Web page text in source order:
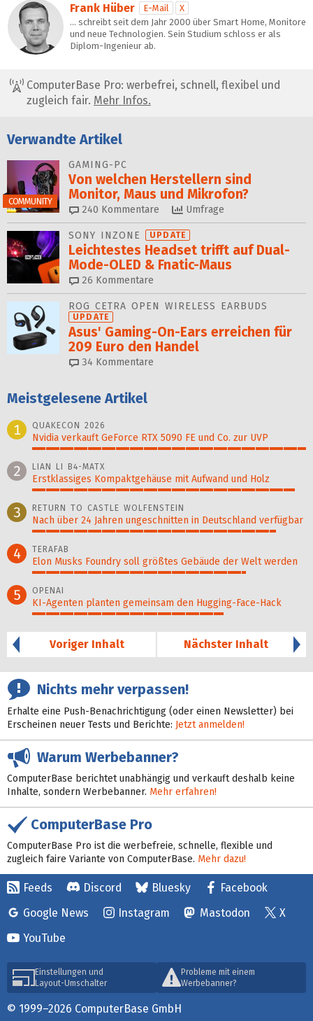
Frank Hüber E-Mail
X
… schreibt seit dem Jahr 2000 über Smart Home, Monitore
und neue Technologien. Sein Studium schloss er als
Diplom-Ingenieur ab.
ComputerBase Pro: werbefrei, schnell, flexibel und
zugleich fair. Mehr Infos.
Verwandte Artikel
COMMUNITY
GAMING-PC
Von welchen Herstellern sind
Monitor, Maus und Mikrofon?
240 Kommentare Umfrage
SONY INZONE UPDATE
Leichtestes Headset trifft auf Dual-
Mode-OLED & Fnatic-Maus
26 Kommentare
ROG CETRA OPEN WIRELESS EARBUDS
UPDATE
Asus' Gaming-On-Ears erreichen für
209 Euro den Handel
34 Kommentare
Meistgelesene Artikel
1
QUAKECON 2026
Nvidia verkauft GeForce RTX 5090 FE und Co. zur UVP
2 LIAN LI B4-MATX
Erstklassiges Kompaktgehäuse mit Aufwand und Holz
3 RETURN TO CASTLE WOLFENSTEIN
Nach über 24 Jahren ungeschnitten in Deutschland verfügbar
4 TERAFAB
Elon Musks Foundry soll größ­tes Gebäude der Welt werden
5 OPENAI
KI-Agenten planten gemein­sam den Hugging-Face-Hack
Voriger Inhalt
Nächster Inhalt
Nichts mehr verpassen!
Erhalte eine Push-Benachrichtigung (oder einen Newsletter) bei
Erscheinen neuer Tests und Berichte: Jetzt anmelden!
Warum Werbebanner?
ComputerBase berichtet unabhängig und verkauft deshalb keine
Inhalte, sondern Werbebanner. Mehr erfahren!
ComputerBase Pro
ComputerBase Pro ist die werbefreie, schnelle, flexible und
zugleich faire Variante von ComputerBase. Mehr dazu!
Feeds Discord Bluesky
Facebook
Google News
Instagram Mastodon
X
YouTube
Einstellungen und
Layout-Umschalter
Probleme mit einem
Werbebanner?
© 1999–2026 ComputerBase GmbH